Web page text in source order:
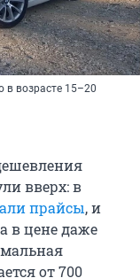
в возрасте 15–20
вверх: в
прайсы, и
в цене даже
от 700